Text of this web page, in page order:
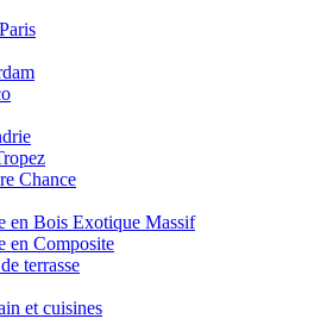
Chance
en Bois Exotique Massif
en Composite
terrasse
et cuisines